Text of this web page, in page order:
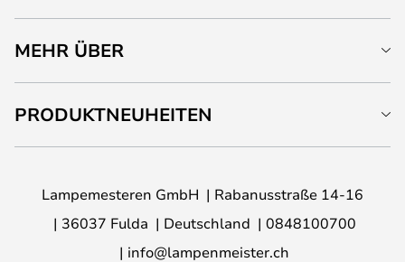
MEHR ÜBER
PRODUKTNEUHEITEN
Lampemesteren GmbH
Rabanusstraße 14-16
36037 Fulda
Deutschland
0848100700
info@lampenmeister.ch